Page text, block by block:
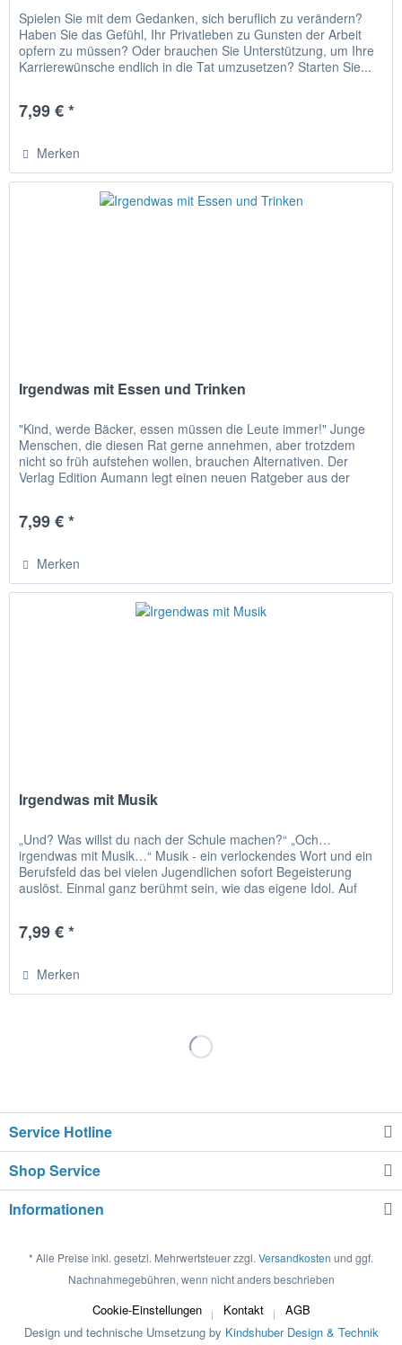
Spielen Sie mit dem Gedanken, sich beruflich zu verändern?
Haben Sie das Gefühl, Ihr Privatleben zu Gunsten der Arbeit
opfern zu müssen? Oder brauchen Sie Unterstützung, um Ihre
Karrierewünsche endlich in die Tat umzusetzen? Starten Sie...
7,99 € *
Merken
Irgendwas mit Essen und Trinken
"Kind, werde Bäcker, essen müssen die Leute immer!" Junge
Menschen, die diesen Rat gerne annehmen, aber trotzdem
nicht so früh aufstehen wollen, brauchen Alternativen. Der
Verlag Edition Aumann legt einen neuen Ratgeber aus der
7,99 € *
Merken
Irgendwas mit Musik
„Und? Was willst du nach der Schule machen?“ „Och…
irgendwas mit Musik…“ Musik - ein verlockendes Wort und ein
Berufsfeld das bei vielen Jugendlichen sofort Begeisterung
auslöst. Einmal ganz berühmt sein, wie das eigene Idol. Auf
7,99 € *
Merken
Service Hotline
Shop Service
Informationen
* Alle Preise inkl. gesetzl. Mehrwertsteuer zzgl.Versandkosten und ggf.
Nachnahmegebühren, wenn nicht anders beschrieben
Cookie-Einstellungen Kontakt
AGB
Design und technische Umsetzung by Kindshuber Design & Technik